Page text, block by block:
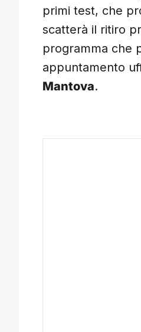
primi test, che
scatterà il ritiro
programma che
appuntamento
Mantova.